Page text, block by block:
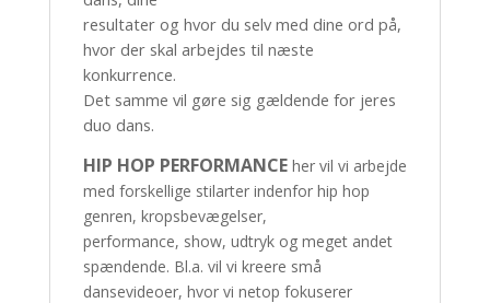
resultater og hvor du selv med dine ord på,
hvor der skal arbejdes til næste
konkurrence.
Det samme vil gøre sig gældende for jeres
duo dans.
HIP HOP PERFORMANCE her vil vi arbejde
med forskellige stilarter indenfor hip hop
genren, kropsbevægelser,
performance, show, udtryk og meget andet
spændende. Bl.a. vil vi kreere små
dansevideoer, hvor vi netop fokuserer